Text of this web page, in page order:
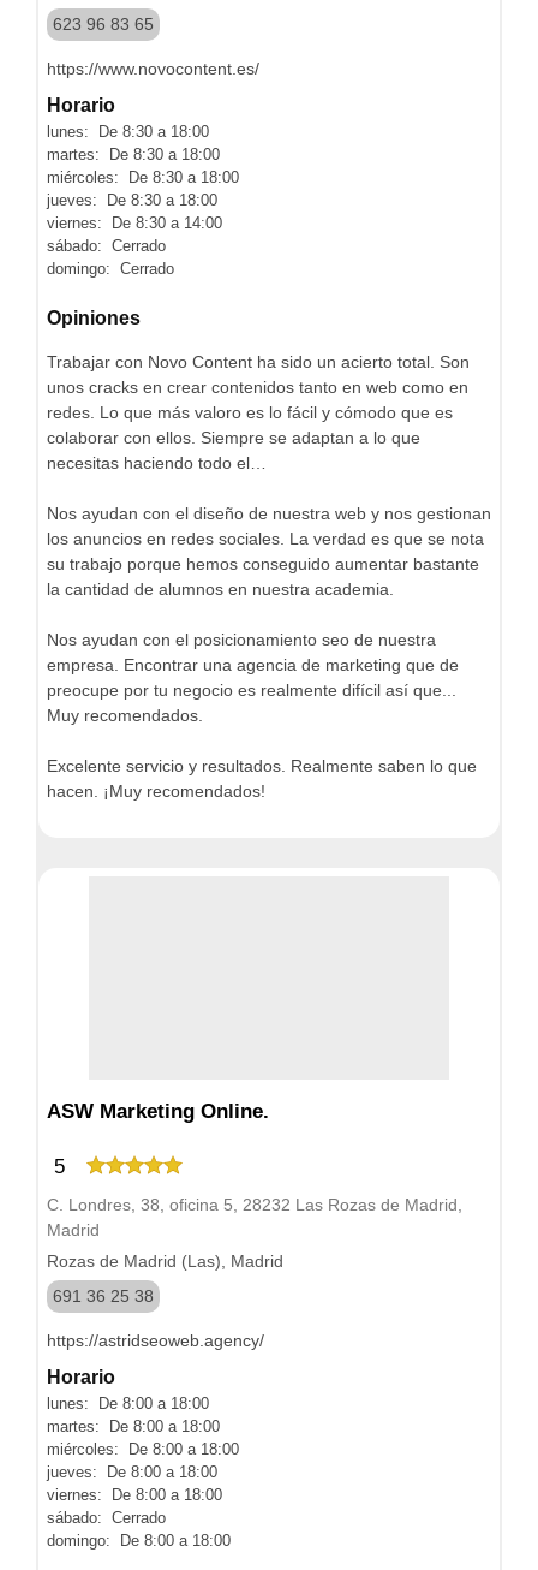
623 96 83 65
https://www.novocontent.es/
Horario
lunes: De 8:30 a 18:00
martes: De 8:30 a 18:00
miércoles: De 8:30 a 18:00
jueves: De 8:30 a 18:00
viernes: De 8:30 a 14:00
sábado: Cerrado
domingo: Cerrado
Opiniones
Trabajar con Novo Content ha sido un acierto total. Son
unos cracks en crear contenidos tanto en web como en
redes. Lo que más valoro es lo fácil y cómodo que es
colaborar con ellos. Siempre se adaptan a lo que
necesitas haciendo todo el…
Nos ayudan con el diseño de nuestra web y nos gestionan
los anuncios en redes sociales. La verdad es que se nota
su trabajo porque hemos conseguido aumentar bastante
la cantidad de alumnos en nuestra academia.
Nos ayudan con el posicionamiento seo de nuestra
empresa. Encontrar una agencia de marketing que de
preocupe por tu negocio es realmente difícil así que...
Muy recomendados.
Excelente servicio y resultados. Realmente saben lo que
hacen. ¡Muy recomendados!
ASW Marketing Online.
5
C. Londres, 38, oficina 5, 28232 Las Rozas de Madrid,
Madrid
Rozas de Madrid (Las), Madrid
691 36 25 38
https://astridseoweb.agency/
Horario
lunes: De 8:00 a 18:00
martes: De 8:00 a 18:00
miércoles: De 8:00 a 18:00
jueves: De 8:00 a 18:00
viernes: De 8:00 a 18:00
sábado: Cerrado
domingo: De 8:00 a 18:00